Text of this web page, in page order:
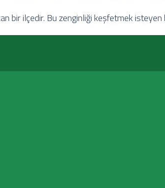
bir ilçedir. Bu zenginliği keşfetmek